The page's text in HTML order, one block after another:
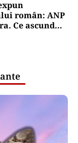
român: ANP
Ce ascund